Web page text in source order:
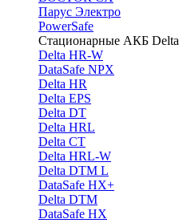
Парус Электро
PowerSafe
Стационарные АКБ Delta
Delta HR-W
DataSafe NPX
Delta HR
Delta EPS
Delta DT
Delta HRL
Delta CT
Delta HRL-W
Delta DTM L
DataSafe HX+
Delta DTM
DataSafe HX